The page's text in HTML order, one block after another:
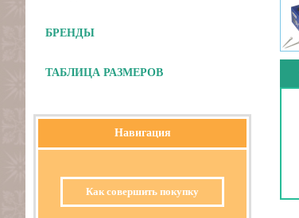
БРЕНДЫ
ТАБЛИЦА РАЗМЕРОВ
Навигация
Как совершить покупку